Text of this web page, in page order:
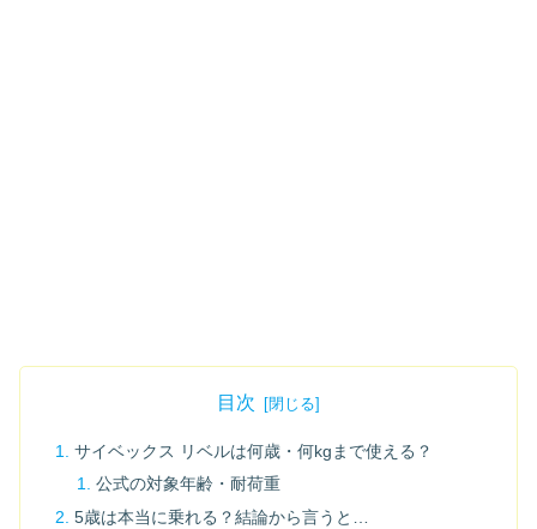
目次
サイベックス リベルは何歳・何kgまで使える？
公式の対象年齢・耐荷重
5歳は本当に乗れる？結論から言うと…